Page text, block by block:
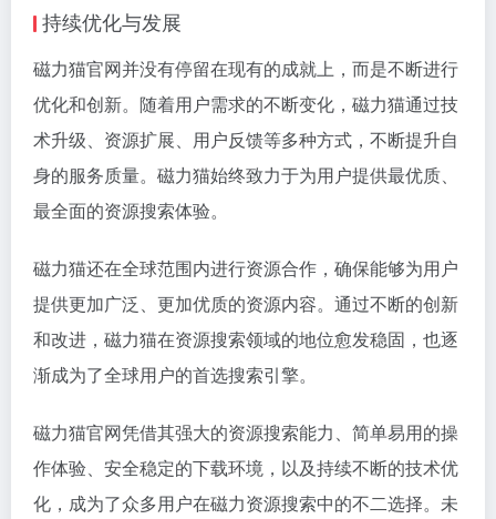
持续优化与发展
磁力猫官网并没有停留在现有的成就上，而是不断进行
优化和创新。随着用户需求的不断变化，磁力猫通过技
术升级、资源扩展、用户反馈等多种方式，不断提升自
身的服务质量。磁力猫始终致力于为用户提供最优质、
最全面的资源搜索体验。
磁力猫还在全球范围内进行资源合作，确保能够为用户
提供更加广泛、更加优质的资源内容。通过不断的创新
和改进，磁力猫在资源搜索领域的地位愈发稳固，也逐
渐成为了全球用户的首选搜索引擎。
磁力猫官网凭借其强大的资源搜索能力、简单易用的操
作体验、安全稳定的下载环境，以及持续不断的技术优
化，成为了众多用户在磁力资源搜索中的不二选择。未